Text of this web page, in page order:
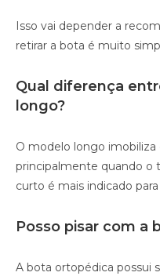
Isso vai depender a
retirar a bota é muito
Qual diferença
longo?
O modelo longo
principalmente quando o
curto é mais indicado
Posso pisar com a
A bota ortopédica possui